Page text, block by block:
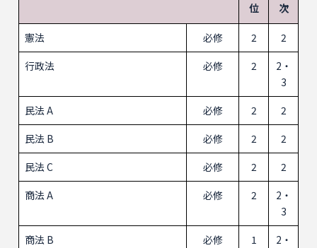
位
次
憲法 必修 2
2
行政法
必修 2
2・
3
民法 A
必修 2
2
民法 B
必修 2
2
民法 C
必修 2
2
商法 A
必修 2
2・
3
商法 B
必修 1
2・